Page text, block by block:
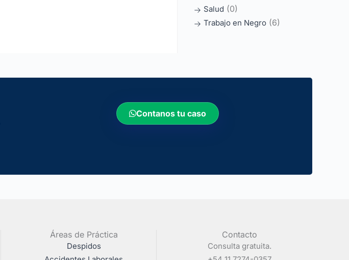
Salud (0)
Trabajo en Negro (6)
Contanos tu caso
Áreas de Práctica
Despidos
Contacto
Consulta gratuita.